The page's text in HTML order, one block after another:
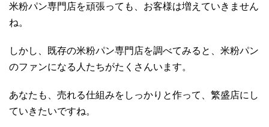
米粉パン専門店を頑張っても、お客様は増えていきません
ね。
しかし、既存の米粉パン専門店を調べてみると、米粉パン
のファンになる人たちがたくさんいます。
あなたも、売れる仕組みをしっかりと作って、繁盛店にし
ていきたいですね。